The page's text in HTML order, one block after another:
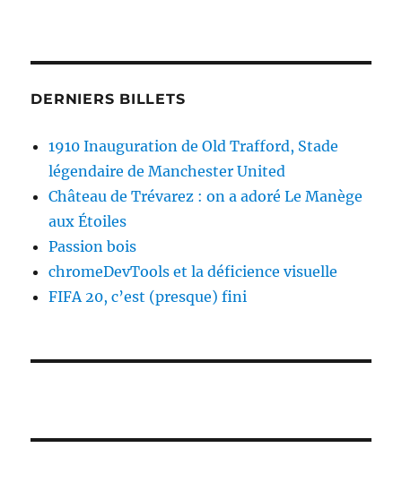
DERNIERS BILLETS
1910 Inauguration de Old Trafford, Stade
légendaire de Manchester United
Château de Trévarez : on a adoré Le Manège
aux Étoiles
Passion bois
chromeDevTools et la déficience visuelle
FIFA 20, c’est (presque) fini